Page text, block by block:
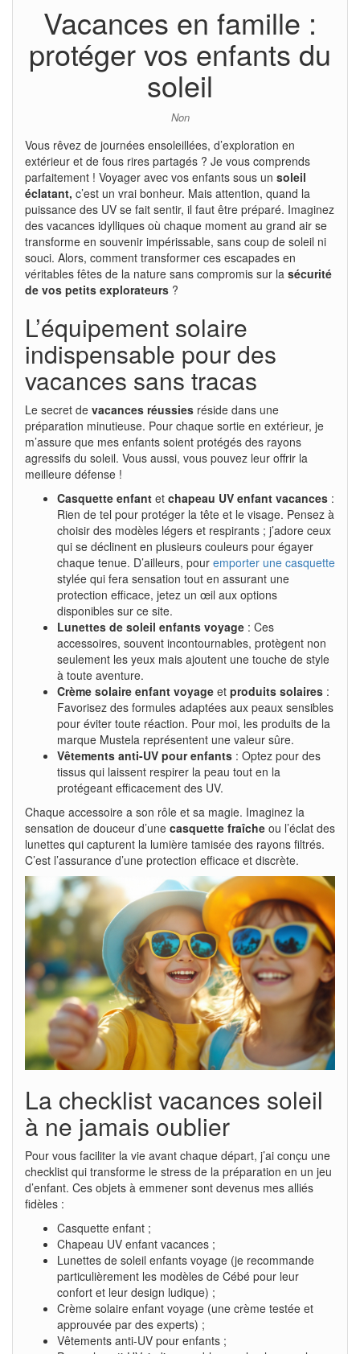
Vacances en famille :
protéger vos enfants du
soleil
Non
Vous rêvez de journées ensoleillées, d’exploration en
extérieur et de fous rires partagés ? Je vous comprends
parfaitement ! Voyager avec vos enfants sous un soleil
éclatant, c’est un vrai bonheur. Mais attention, quand la
puissance des UV se fait sentir, il faut être préparé. Imaginez
des vacances idylliques où chaque moment au grand air se
transforme en souvenir impérissable, sans coup de soleil ni
souci. Alors, comment transformer ces escapades en
véritables fêtes de la nature sans compromis sur la sécurité
de vos petits explorateurs ?
L’équipement solaire
indispensable pour des
vacances sans tracas
Le secret de vacances réussies réside dans une
préparation minutieuse. Pour chaque sortie en extérieur, je
m’assure que mes enfants soient protégés des rayons
agressifs du soleil. Vous aussi, vous pouvez leur offrir la
meilleure défense !
Casquette enfant et chapeau UV enfant vacances :
Rien de tel pour protéger la tête et le visage. Pensez à
choisir des modèles légers et respirants ; j’adore ceux
qui se déclinent en plusieurs couleurs pour égayer
chaque tenue. D’ailleurs, pour emporter une casquette
stylée qui fera sensation tout en assurant une
protection efficace, jetez un œil aux options
disponibles sur ce site.
Lunettes de soleil enfants voyage : Ces
accessoires, souvent incontournables, protègent non
seulement les yeux mais ajoutent une touche de style
à toute aventure.
Crème solaire enfant voyage et produits solaires :
Favorisez des formules adaptées aux peaux sensibles
pour éviter toute réaction. Pour moi, les produits de la
marque Mustela représentent une valeur sûre.
Vêtements anti-UV pour enfants : Optez pour des
tissus qui laissent respirer la peau tout en la
protégeant efficacement des UV.
Chaque accessoire a son rôle et sa magie. Imaginez la
sensation de douceur d’une casquette fraîche ou l’éclat des
lunettes qui capturent la lumière tamisée des rayons filtrés.
C’est l’assurance d’une protection efficace et discrète.
La checklist vacances soleil
à ne jamais oublier
Pour vous faciliter la vie avant chaque départ, j’ai conçu une
checklist qui transforme le stress de la préparation en un jeu
d’enfant. Ces objets à emmener sont devenus mes alliés
fidèles :
Casquette enfant ;
Chapeau UV enfant vacances ;
Lunettes de soleil enfants voyage (je recommande
particulièrement les modèles de Cébé pour leur
confort et leur design ludique) ;
Crème solaire enfant voyage (une crème testée et
approuvée par des experts) ;
Vêtements anti-UV pour enfants ;